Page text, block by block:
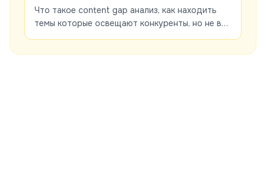
SEO
Что такое content gap анализ, как находить
темы которые освещают конкуренты, но не вы,